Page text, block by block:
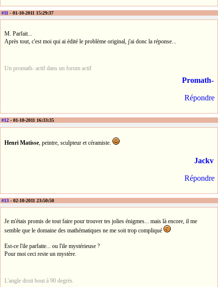
#11 - 01-10-2011 15:29:37
M. Parfait...
Après tout, c'est moi qui ai édité le problème original, j'ai donc la réponse...
Un promath- actif dans un forum actif
Promath-
Répondre
#12 - 01-10-2011 16:33:35
Henri Matisse , peintre, sculpteur et céramiste.
Jackv
Répondre
#13 - 02-10-2011 23:50:50
Je m'étais promis de tout faire pour trouver tes jolies énigmes... mais là encore, il me
semble que le domaine des mathématiques ne me soit trop compliqué
Est-ce l'ile parfaite... ou l'ile mystérieuse ?
Pour moi ceci reste un mystère.
L'angle droit bout à 90 degrés.